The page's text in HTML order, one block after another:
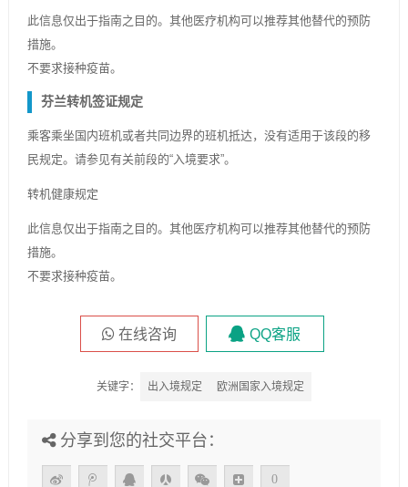
此信息仅出于指南之目的。其他医疗机构可以推荐其他替代的预防
措施。
不要求接种疫苗。
芬兰转机签证规定
乘客乘坐国内班机或者共同边界的班机抵达，没有适用于该段的移
民规定。请参见有关前段的“入境要求”。
转机健康规定
此信息仅出于指南之目的。其他医疗机构可以推荐其他替代的预防
措施。
不要求接种疫苗。
在线咨询 QQ客服
关键字： 出入境规定 欧洲国家入境规定
分享到您的社交平台：
0